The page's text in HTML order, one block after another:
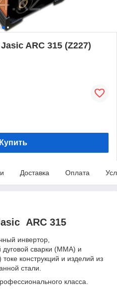
ARC 315 (Z227)
Купить
Доставка Оплата
ARC 315
инвертор,
дуговой сварки (ММА) и
конструкций и изделий из
стали.
класса.